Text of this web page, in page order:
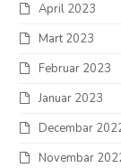
April 2023
Mart 2023
Februar 2023
Januar 2023
Decembar
Novembar